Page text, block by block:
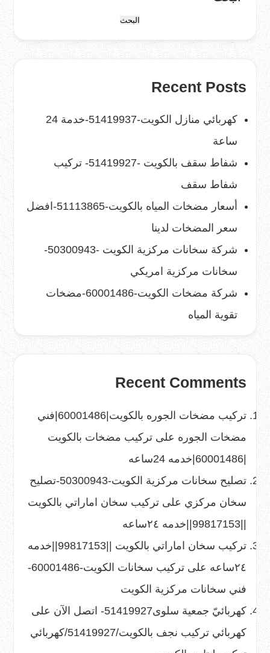
البحث
Recent Posts
كهربائي منازل الكويت-51419937-خدمة 24
ساعة
شفاط سقف بالكويت -51419927- تركيب
شفاط سقف
أسعار مضخات المياه بالكويت-51113865-افضل
سعر المضخات لدينا
شركة سخانات مركزية الكويت -50300943-
سخانات مركزية امريكي
شركة مضخات الكويت-60001486-مضخات
تقوية المياه
Recent Comments
تركيب مضخات الجوره بالكويت|60001486|فني
مضخات الجوره على تركيب مضخات بالكويت
|60001486|خدمه 24ساعه
تصليح سخانات مركزية الكويت-50300943-تصليح
سخان مركزي على تركيب سخان اماراتي بالكويت
||99817153||خدمه ٢٤ساعه
تركيب سخان اماراتي بالكويت ||99817153||خدمه
٢٤ساعه
على
تركيب سخانات الكويت-60001486-
فني سخانات مركزية الكويت
كهربائيّ جمعية سلوى51419927- اتصل الآن
على
كهربائي تركيب نجف بالكويت/51419927/كهربائي